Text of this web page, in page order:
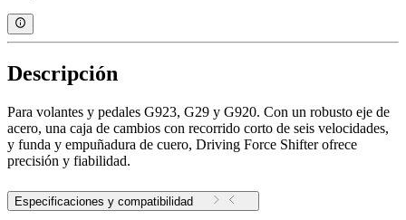
Descripción
Para volantes y pedales G923, G29 y G920. Con un robusto eje de
acero, una caja de cambios con recorrido corto de seis velocidades,
y funda y empuñadura de cuero, Driving Force Shifter ofrece
precisión y fiabilidad.
Especificaciones y compatibilidad